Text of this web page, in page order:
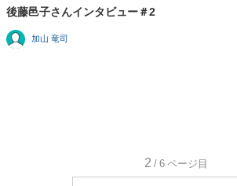
後藤邑子さんインタビュー＃2
加山 竜司
2 /6 ページ目